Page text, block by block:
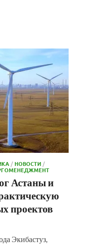
/НОВОСТИ /
Астаны и
проектов
Экибастуз,